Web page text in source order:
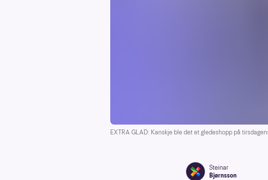
EXTRA GLAD: Kanskje ble det et gledeshopp på
Steinar
Bjørnsson